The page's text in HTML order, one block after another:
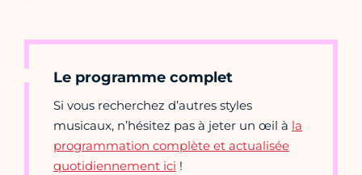
Le programme complet
Si vous recherchez d’autres styles
musicaux, n’hésitez pas à jeter un œil à la
programmation complète et actualisée
quotidiennement ici !